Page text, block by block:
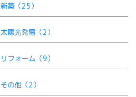
新築（25）
太陽光発電（2）
リフォーム（9）
その他（2）